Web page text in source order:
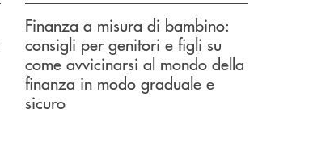
Finanza a misura di bambino:
consigli per genitori e figli su
come avvicinarsi al mondo della
finanza in modo graduale e
sicuro